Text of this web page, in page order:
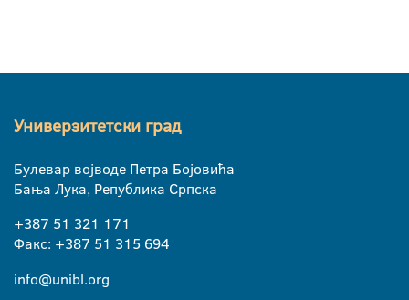
Универзитетски град
Булевар војводе Петра Бојовића
Бања Лука, Република Српска
+387 51 321 171
Факс: +387 51 315 694
info@unibl.org